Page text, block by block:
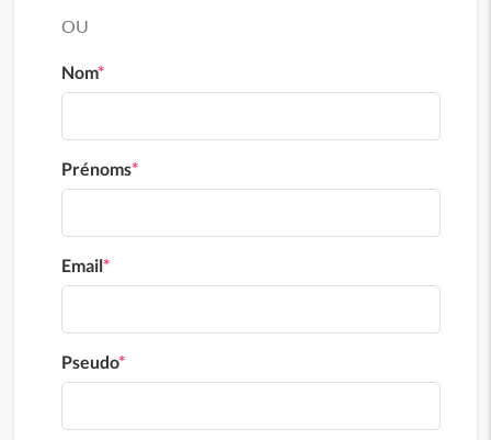
OU
Nom*
Prénoms*
Email*
Pseudo*